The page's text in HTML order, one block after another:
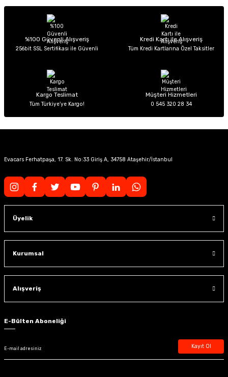
Ürün açıklamasında eksik bilgiler bulunuyor.
Ürün bilgilerinde hatalar bulunuyor.
Ürün fiyatı diğer sitelerden daha pahalı.
Sitemize ilk yorumu siz yapın!
%100 Güvenli Alışveriş
256bit SSL Sertifikası ile Güvenli
Kredi Kartı ile Alışveriş
Tüm Kredi Kartlarına Özel Taksitler
Kargo Teslimat
Tüm Türkiye’ye Kargo!
Müşteri Hizmetleri
0 545 320 28 34
Evacars Ferhatpaşa, 17. Sk. No:33 Giriş A, 34758 Ataşehir/İstanbul
Üyelik
Kurumsal
Alışveriş
E-Bülten Aboneliği
Kayıt Ol